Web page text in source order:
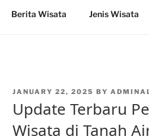
Berita Wisata Jenis Wisata
POSTED
JANUARY 22, 2025 BY
Update Terbaru
Wisata di Tanah